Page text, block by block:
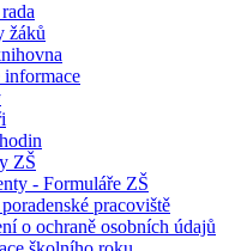
žáků
informace
ZŠ
- Formuláře ZŠ
pracoviště
o ochraně osobních údajů